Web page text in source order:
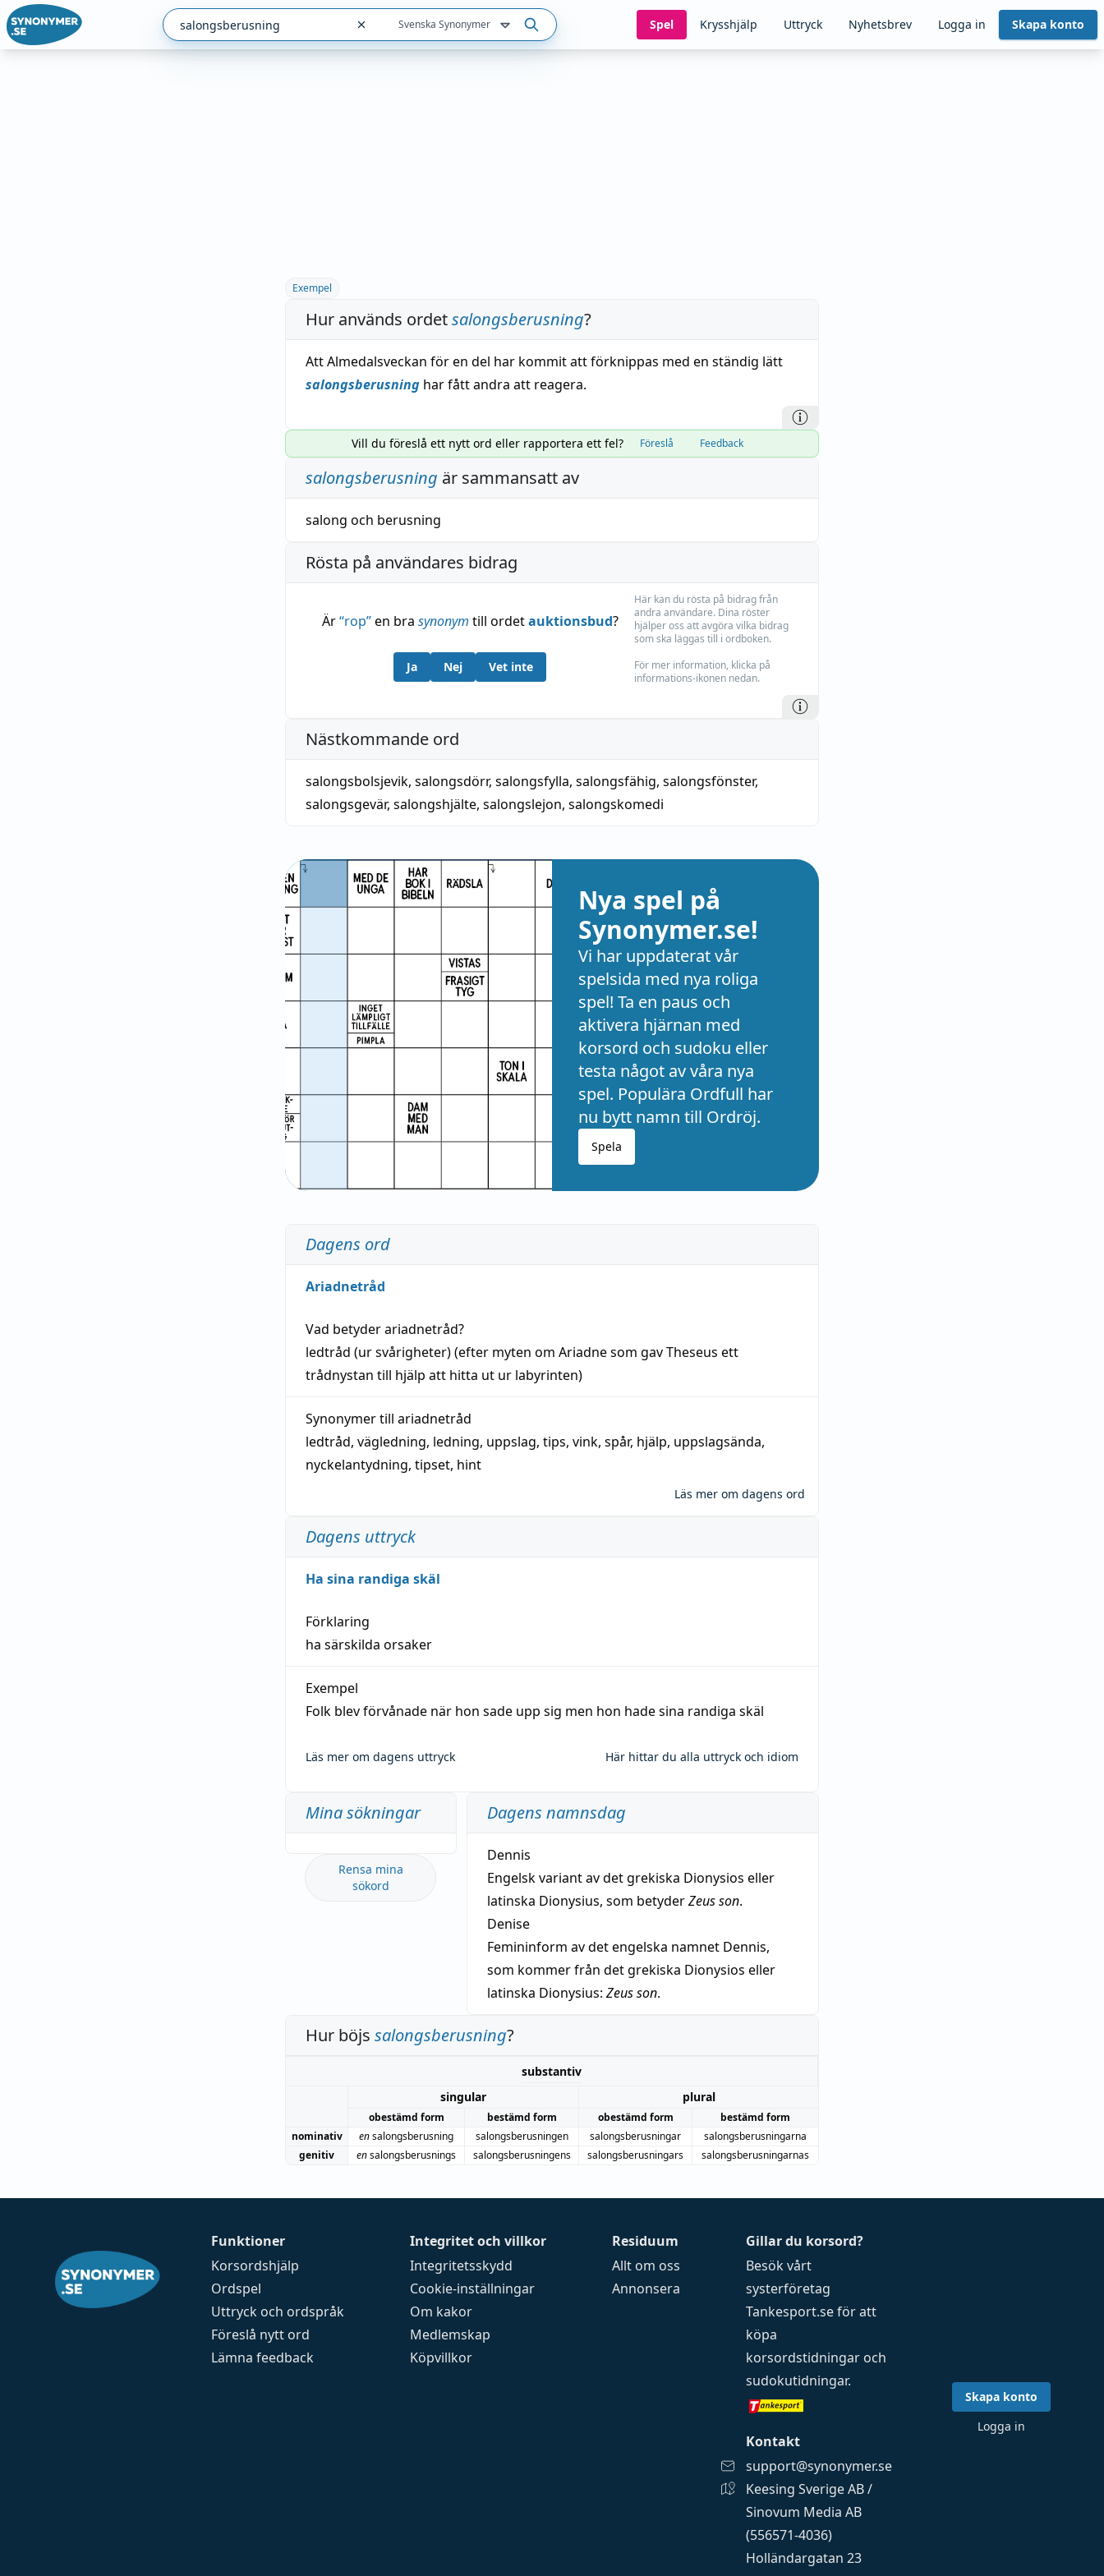
Svenska Synonymer Spel Krysshjälp Uttryck Nyhetsbrev Logga in Skapa konto
Exempel
Hur används ordetsalongsberusning?
Att Almedalsveckan för en del har kommit att förknippas med en ständig lätt
salongsberusning har fått andra att reagera.
Vill du föreslå ett nytt ord eller rapportera ett fel? Föreslå Feedback
salongsberusning är sammansatt av
salong och berusning
Rösta på användares bidrag
Är“rop”en bra synonym till ordetauktionsbud?
Ja Nej Vet inte
Här kan du rösta på bidrag från
andra användare. Dina röster
hjälper oss att avgöra vilka bidrag
som ska läggas till i ordboken.
För mer information, klicka på
informations-ikonen nedan.
Nästkommande ord
salongsbolsjevik, salongsdörr, salongsfylla, salongsfähig, salongsfönster,
salongsgevär, salongshjälte, salongslejon, salongskomedi
Nya spel på
Synonymer.se!
Vi har uppdaterat vår
spelsida med nya roliga
spel! Ta en paus och
aktivera hjärnan med
korsord och sudoku eller
testa något av våra nya
spel. Populära Ordfull har
nu bytt namn till Ordröj.
Spela
Dagens ord
Ariadnetråd
Vad betyderariadnetråd?
ledtråd (ur svårigheter) (efter myten om Ariadne som gav Theseus ett
trådnystan till hjälp att hitta ut ur labyrinten)
Synonymer till ariadnetråd
ledtråd, vägledning, ledning, uppslag, tips, vink, spår, hjälp, uppslagsända,
nyckelantydning, tipset, hint
Läs mer om dagens ord
Dagens uttryck
Ha sina randiga skäl
Förklaring
ha särskilda orsaker
Exempel
Folk blev förvånade när hon sade upp sig men hon hade sina randiga skäl
Läs mer om dagens uttryck Här hittar du alla uttryck och idiom
Mina sökningar
Rensa mina
sökord
Dagens namnsdag
Dennis
Engelsk variant av det grekiska Dionysios eller
latinska Dionysius, som betyderZeus son.
Denise
Femininform av det engelska namnet Dennis,
som kommer från det grekiska Dionysios eller
latinska Dionysius: Zeus son.
Hur böjs salongsberusning?
substantiv
singular
plural
obestämd form bestämd form obestämd form
bestämd form
nominativ
ensalongsberusning salongsberusningen salongsberusningar
salongsberusningarna
genitiv
ensalongsberusnings salongsberusningens salongsberusningars salongsberusningarnas
Funktioner
Korsordshjälp
Ordspel
Uttryck och ordspråk
Föreslå nytt ord
Lämna feedback
Integritet och villkor
Integritetsskydd
Cookie-inställningar
Om kakor
Medlemskap
Köpvillkor
Residuum
Allt om oss
Annonsera
Gillar du korsord?
Besök vårt
systerföretag
Tankesport.seför att
köpa
korsordstidningar och
sudokutidningar.
Kontakt
support@synonymer.se
Keesing Sverige AB /
Sinovum Media AB
(556571-4036)
Holländargatan 23
Skapa konto
Logga in